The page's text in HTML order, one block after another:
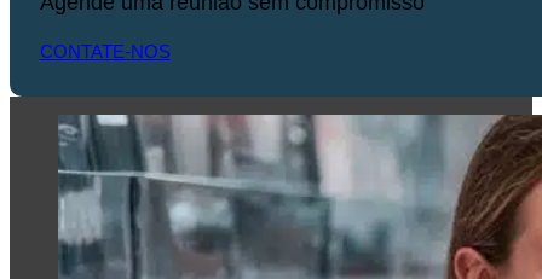
CONTATE-NOS